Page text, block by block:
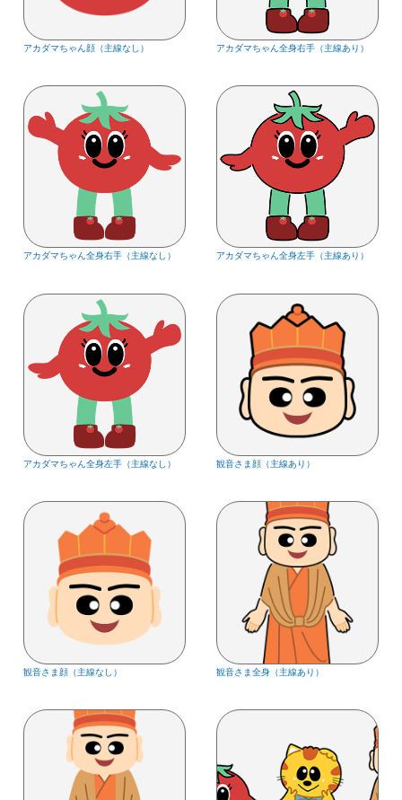
アカダマちゃん顔（主線なし） アカダマちゃん全身右手（主線あり）
アカダマちゃん全身右手（主線なし） アカダマちゃん全身左手（主線あり）
アカダマちゃん全身左手（主線なし） 観音さま顔（主線あり）
観音さま顔（主線なし） 観音さま全身（主線あり）